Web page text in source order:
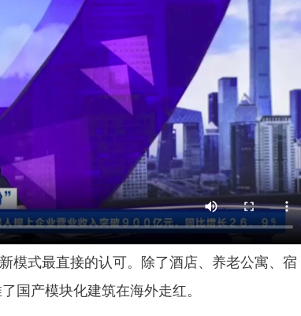
模式最直接的认可。
除了酒店、养老公寓、宿
国产模块化建筑在海外走红。